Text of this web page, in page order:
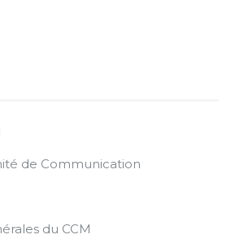
de Communication
du CCM